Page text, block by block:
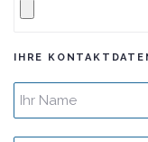
IHRE